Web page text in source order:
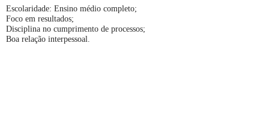
Escolaridade: Ensino médio completo;
Foco em resultados;
Disciplina no cumprimento de processos;
Boa relação interpessoal.